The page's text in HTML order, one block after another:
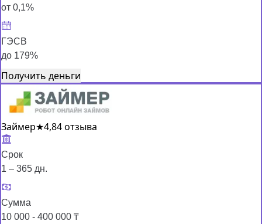
от 0,1%
ГЭСВ
до 179%
Получить деньги
Займер★4,84 отзыва
Срок
1 – 365 дн.
Сумма
10 000 - 400 000 ₸